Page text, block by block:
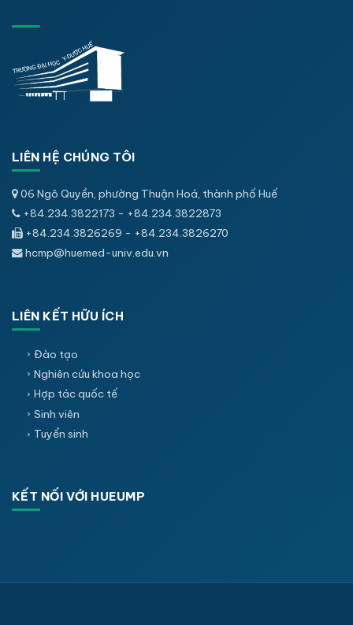
LIÊN HỆ CHÚNG TÔI
06 Ngô Quyền, phường Thuận Hoá, thành phố Huế
+84.234.3822173 - +84.234.3822873
+84.234.3826269 - +84.234.3826270
hcmp@huemed-univ.edu.vn
LIÊN KẾT HỮU ÍCH
Đào tạo
Nghiên cứu khoa học
Hợp tác quốc tế
Sinh viên
Tuyển sinh
KẾT NỐI VỚI HUEUMP